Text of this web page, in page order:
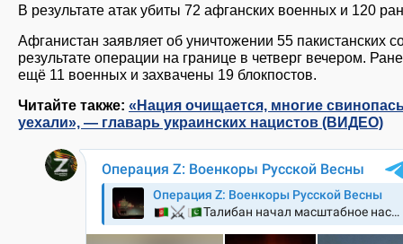
В результате атак убиты 72 афганских военных и 120
Афганистан заявляет об уничтожении 55 пакистанских
результате операции на границе в четверг вечером.
ещё 11 военных и захвачены 19 блокпостов.
Читайте также: «Нация очищается, многие
уехали», — главарь украинских нацистов (ВИДЕО)